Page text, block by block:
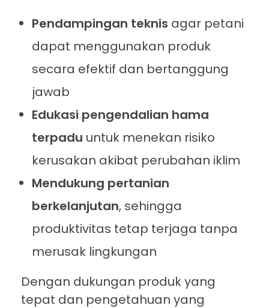
Pendampingan teknis agar petani
dapat menggunakan produk
secara efektif dan bertanggung
jawab
Edukasi pengendalian hama
terpadu untuk menekan risiko
kerusakan akibat perubahan iklim
Mendukung pertanian
berkelanjutan, sehingga
produktivitas tetap terjaga tanpa
merusak lingkungan
Dengan dukungan produk yang
tepat dan pengetahuan yang